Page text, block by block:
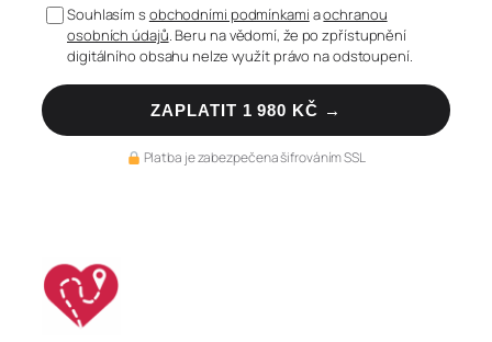
Souhlasím sobchodními podmínkami aochranou
osobních údajů. Beru na vědomí, že po zpřístupnění
digitálního obsahu nelze využít právo na odstoupení.
ZAPLATIT 1 980 KČ →
Platba je zabezpečena šifrováním SSL